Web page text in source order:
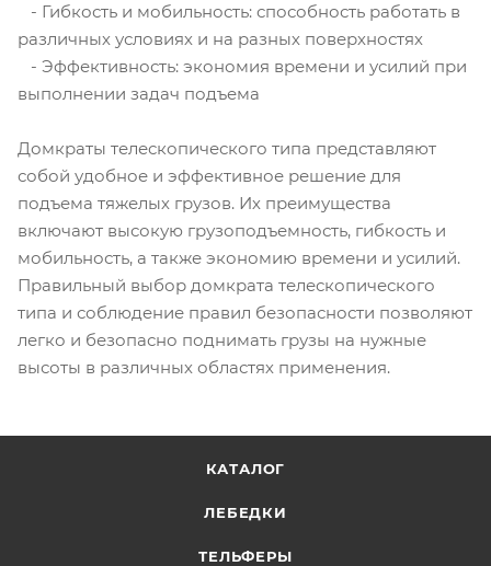
- Гибкость и мобильность: способность работать в
различных условиях и на разных поверхностях
- Эффективность: экономия времени и усилий при
выполнении задач подъема
Домкраты телескопического типа представляют
собой удобное и эффективное решение для
подъема тяжелых грузов. Их преимущества
включают высокую грузоподъемность, гибкость и
мобильность, а также экономию времени и усилий.
Правильный выбор домкрата телескопического
типа и соблюдение правил безопасности позволяют
легко и безопасно поднимать грузы на нужные
высоты в различных областях применения.
КАТАЛОГ
ЛЕБЕДКИ
ТЕЛЬФЕРЫ